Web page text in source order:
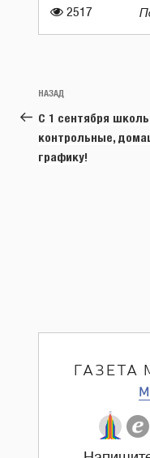
2517
Навигация
по
записям
Предыдущая
запись:
НАЗАД
С 1 сентября
контрольные,
графику!
ГАЗЕТА